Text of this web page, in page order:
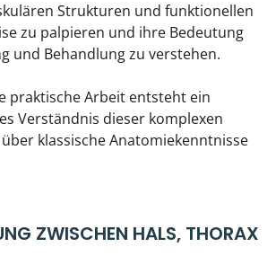
Strukturen und funktionellen
zu palpieren und ihre Bedeutung
und Behandlung zu verstehen.
praktische Arbeit entsteht ein
Verständnis dieser komplexen
klassische Anatomiekenntnisse
ZWISCHEN HALS, THORAX